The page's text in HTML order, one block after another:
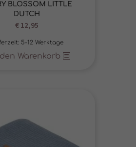
BLOSSOM LITTLE
DUTCH
€ 12,95
5-12 Werktage
den Warenkorb